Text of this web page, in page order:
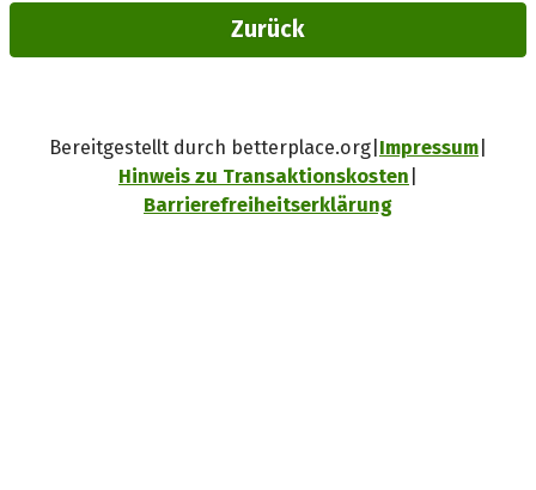
Zurück
Bereitgestellt durch betterplace.org Impressum
Hinweis zu Transaktionskosten
Barrierefreiheitserklärung